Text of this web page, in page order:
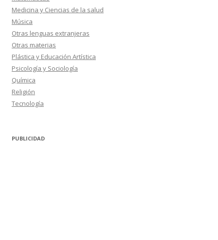
Medicina y Ciencias de la salud
Música
Otras lenguas extranjeras
Otras materias
Plástica y Educación Artística
Psicología y Sociología
Química
Religión
Tecnología
PUBLICIDAD